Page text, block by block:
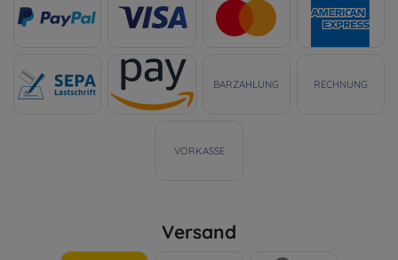
BARZAHLUNG RECHNUNG
VORKASSE
Versand